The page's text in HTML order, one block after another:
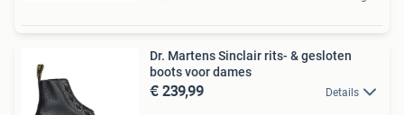
Dr. Martens Sinclair rits- & gesloten
boots voor dames
€ 239,99 Details